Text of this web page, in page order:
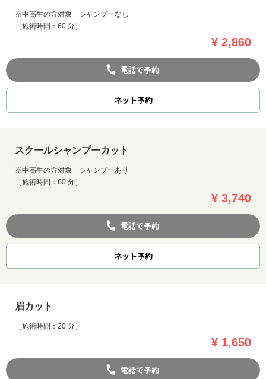
※中高生の方対象 シャンプーなし
［施術時間：60 分］
¥ 2,860
電話で予約
ネット予約
スクールシャンプーカット
※中高生の方対象 シャンプーあり
［施術時間：60 分］
¥ 3,740
電話で予約
ネット予約
眉カット
［施術時間：20 分］
¥ 1,650
電話で予約